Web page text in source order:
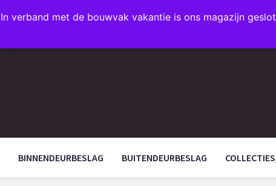
In verband met de bouwvak vakantie is ons magazijn
FAVORIETEN
BINNENDEURBESLAG BUITENDEURBESLAG